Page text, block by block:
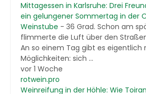
Mittagessen in Karlsruhe: Drei
ein gelungener Sommertag in der
Weinstube - 36 Grad. Schon am
flimmerte die Luft über den
An so einem Tag gibt es eigentlich
Möglichkeiten: sich ...
vor 1 Woche
rotwein.pro
Weinreifung in der Höhle: Wie